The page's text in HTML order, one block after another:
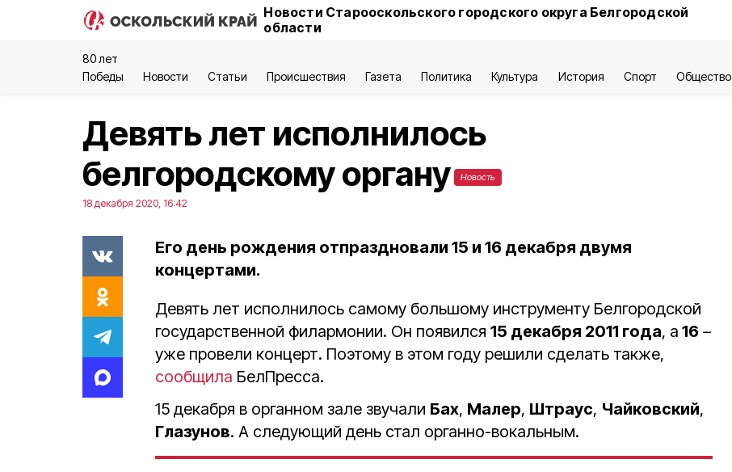
Новости Старооскольского городского округа Белгородской
области
80 лет
Победы
Новости Статьи Происшествия Газета Политика Культура История Спорт Общество
Девять лет исполнилось
белгородскому органу
Новость
18 декабря 2020, 16:42
Его день рождения отпраздновали 15 и 16 декабря двумя
концертами.
Девять лет исполнилось самому большому инструменту Белгородской
государственной филармонии. Он появился 15 декабря 2011 года, а 16 –
уже провели концерт. Поэтому в этом году решили сделать также,
сообщила БелПресса.
15 декабря в органном зале звучали Бах, Малер, Штраус, Чайковский,
Глазунов. А следующий день стал органно-вокальным.